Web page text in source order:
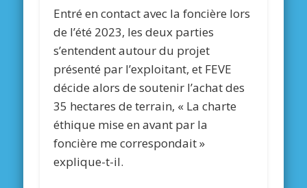
Entré en contact avec la foncière lors
de l’été 2023, les deux parties
s’entendent autour du projet
présenté par l’exploitant, et FEVE
décide alors de soutenir l’achat des
35 hectares de terrain, « La charte
éthique mise en avant par la
foncière me correspondait »
explique-t-il.